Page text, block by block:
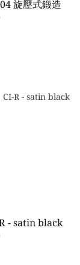
旋壓式鍛造
BBS CI-R - satin black